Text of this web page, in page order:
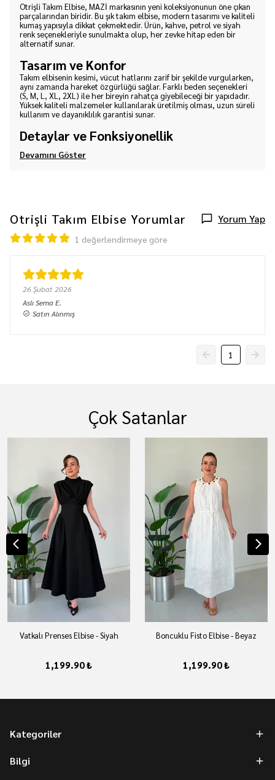
Otrişli Takım Elbise, MAZİ markasının yeni koleksiyonunun öne çıkan
parçalarından biridir. Bu şık takım elbise, modern tasarımı ve kaliteli
kumaş yapısıyla dikkat çekmektedir. Ürün, kahve, petrol ve siyah
renk seçenekleriyle sunulmakta olup, her zevke hitap eden bir
alternatif sunar.
Tasarım ve Konfor
Takım elbisenin kesimi, vücut hatlarını zarif bir şekilde vurgularken,
aynı zamanda hareket özgürlüğü sağlar. Farklı beden seçenekleri
(S, M, L, XL, 2XL) ile her bireyin rahatça giyebileceği bir yapıdadır.
Yüksek kaliteli malzemeler kullanılarak üretilmiş olması, uzun süreli
kullanım ve dayanıklılık garantisi sunar.
Detaylar ve Fonksiyonellik
Devamını Göster
Otrişli Takım Elbise Yorumlar Yorum Yap
1 değerlendirmeye göre
26 Şubat 2026
Aslı SemaE.
Satın Alınmış
1
Çok Satanlar
Vatkalı Prenses Elbise - Siyah
1,199.90 ₺
Boncuklu Fisto Elbise - Beyaz
1,199.90 ₺
Kategoriler
Bilgi